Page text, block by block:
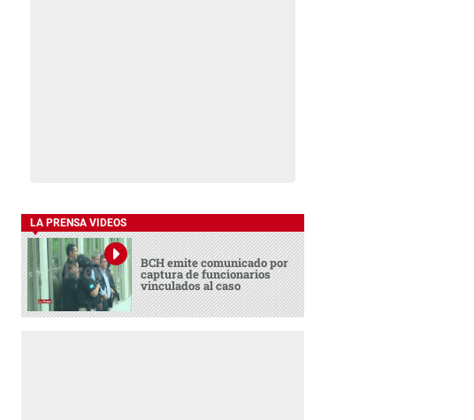
LA PRENSA VIDEOS
BCH emite comunicado por
captura de funcionarios
vinculados al caso